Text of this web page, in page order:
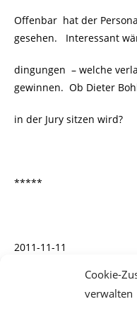
Cookie-
verwalten
Offenbar hat der
gesehen. Interessant
dingungen – welche
gewinnen. Ob Dieter
in der Jury sitzen wird?
*****
2011-11-11